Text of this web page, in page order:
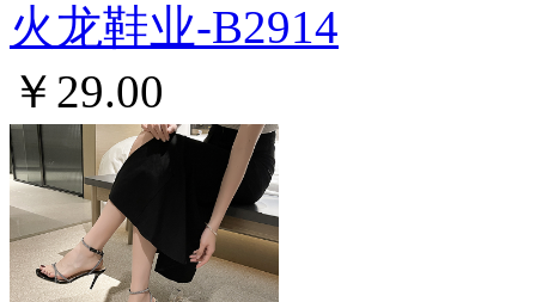
火龙鞋业-B2914
￥29.00